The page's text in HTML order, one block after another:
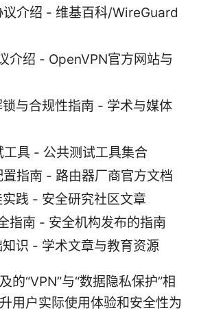
介绍 - 维基百科/WireGuard
介绍 - OpenVPN官方网站与
与合规性指南 - 学术与媒体
工具 - 公共测试工具集合
指南 - 路由器厂商官方文档
践 - 安全研究社区文章
指南 - 安全机构发布的指南
识 - 学术文章与教育资源
的“VPN”与“数据隐私保护”相
用户实际使用体验和安全性为